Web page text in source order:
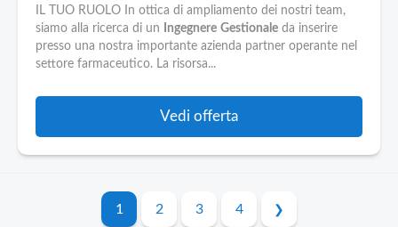
IL TUO RUOLO In ottica di ampliamento dei nostri team,
siamo alla ricerca di un
Ingegnere Gestionale da inserire
presso una nostra importante azienda partner operante nel
settore farmaceutico. La risorsa...
Vedi offerta
1 2 3 4